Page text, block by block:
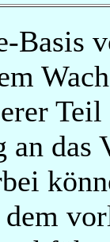
Basis
das